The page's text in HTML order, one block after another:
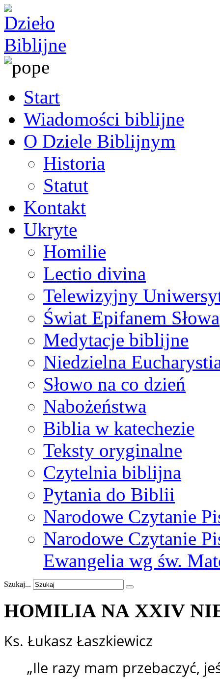
Start
Wiadomości biblijne
O Dziele Biblijnym
Historia
Statut
Kontakt
Ukryte
Homilie
Lectio divina
Telewizyjny
Świat Epifanem Słowa
Medytacje biblijne
Niedzielna
Słowo na co dzień
Nabożeństwa
Biblia w katechezie
Teksty oryginalne
Czytelnia biblijna
Pytania do Biblii
Narodowe Czytanie
Narodowe Czytanie
Ewangelia wg św.
Szukaj...
HOMILIA NA XXIV
Ks. Łukasz Łaszkiewicz
„Ile razy mam przebaczyć,